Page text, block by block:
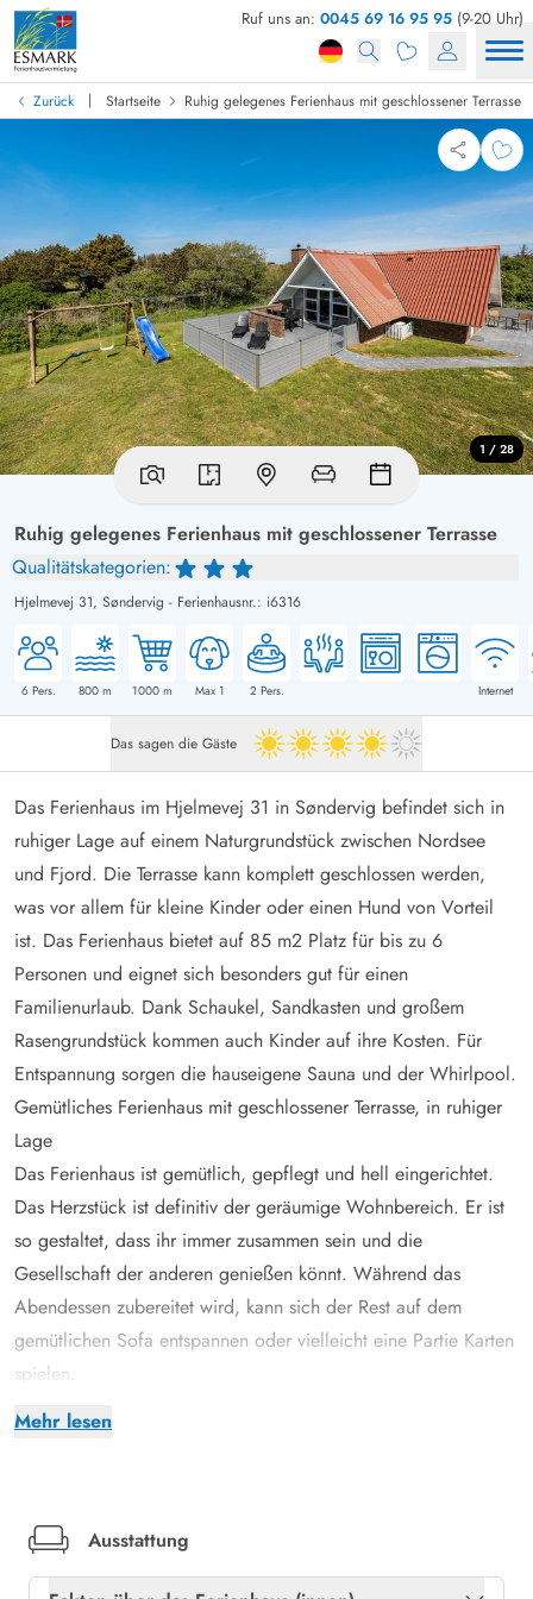
Ruf uns an: 0045 69 16 95 95 (9-20 Uhr)
Zurück | Startseite Ruhig gelegenes Ferienhaus mit geschlossener Terrasse
Ruhig gelegenes Ferienhaus mit geschlossener Terrasse
Qualitätskategorien:
Hjelmevej 31, Søndervig - Ferienhausnr.: i6316
6Pers. 800 m 1000 m Max 1 2 Pers. Internet
1 / 28
Das sagen die Gäste 4 von 5
Mehr lesen
Das Ferienhaus im Hjelmevej 31 in Søndervig befindet sich in
ruhiger Lage auf einem Naturgrundstück zwischen Nordsee
und Fjord. Die Terrasse kann komplett geschlossen werden,
was vor allem für kleine Kinder oder einen Hund von Vorteil
ist. Das Ferienhaus bietet auf 85 m2 Platz für bis zu 6
Personen und eignet sich besonders gut für einen
Familienurlaub. Dank Schaukel, Sandkasten und großem
Rasengrundstück kommen auch Kinder auf ihre Kosten. Für
Entspannung sorgen die hauseigene Sauna und der Whirlpool.
Gemütliches Ferienhaus mit geschlossener Terrasse, in ruhiger
Lage
Das Ferienhaus ist gemütlich, gepflegt und hell eingerichtet.
Das Herzstück ist definitiv der geräumige Wohnbereich. Er ist
so gestaltet, dass ihr immer zusammen sein und die
Gesellschaft der anderen genießen könnt. Während das
Abendessen zubereitet wird, kann sich der Rest auf dem
gemütlichen Sofa entspannen oder vielleicht eine Partie Karten
spielen.
Die großen Fenster zur Terrasse hin sorgen außerdem für viel
3 Schlafzimmer, die jeweils mit Doppelbetten ausgestattet sind.
Zur weiteren Ausstattung gehören ein Geschirrspüler und eine
Ausstattung